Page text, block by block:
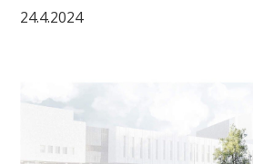
24.4.2024